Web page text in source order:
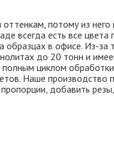
потому из
всегда есть все цвета
образцах в офисе. Из-за
до 20 тонн и
полным циклом
Наше производство
добавить